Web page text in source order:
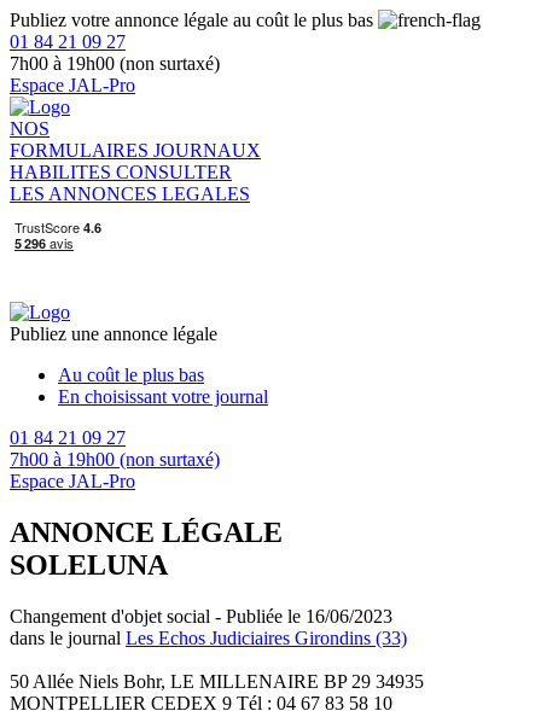
Publiez votre annonce légale au coût le plus bas
01 84 21 09 27
7h00 à 19h00 (non surtaxé)
Espace JAL-Pro
NOS
FORMULAIRES JOURNAUX
HABILITES CONSULTER
LES ANNONCES LEGALES
Publiez une annonce légale
Au coût le plus bas
En choisissant votre journal
01 84 21 09 27
7h00 à 19h00 (non surtaxé)
Espace JAL-Pro
ANNONCE LÉGALE
SOLELUNA
Changement d'objet social - Publiée le 16/06/2023
dans le journal Les Echos Judiciaires Girondins (33)
50 Allée Niels Bohr, LE MILLENAIRE BP 29 34935
MONTPELLIER CEDEX 9 Tél : 04 67 83 58 10